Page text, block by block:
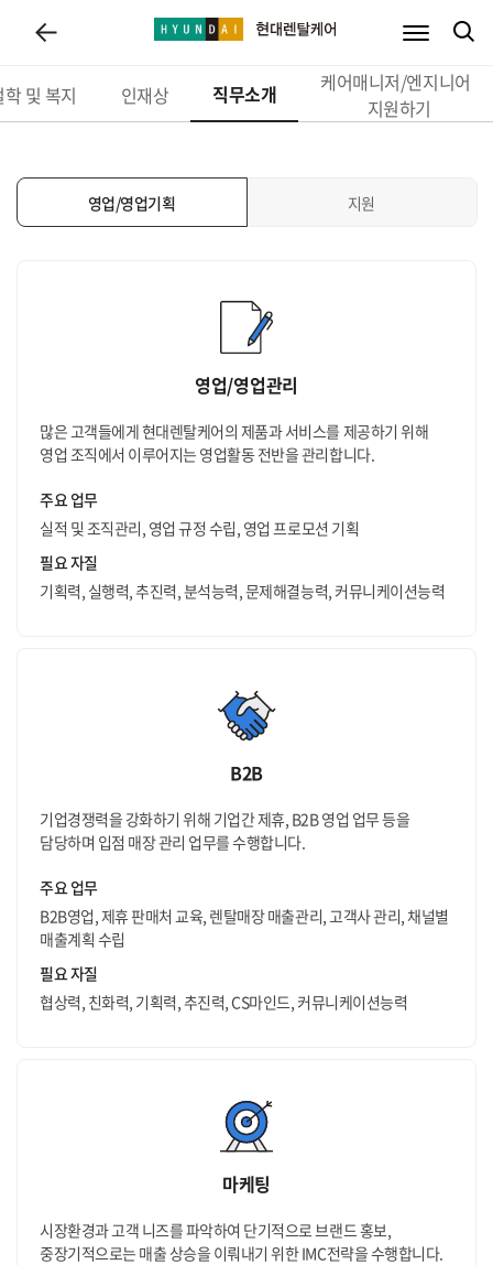
회사소개 사업소개 브랜드스토리 인재채용 파트너십
및 복지 인재상 직무소개
케어매니저/엔지니어
지원하기
영업/영업기획 지원
영업/영업관리
많은 고객들에게 현대렌탈케어의 제품과 서비스를 제공하기 위해
영업 조직에서 이루어지는 영업활동 전반을 관리합니다.
주요 업무
실적 및 조직관리, 영업 규정 수립, 영업 프로모션 기획
필요 자질
기획력, 실행력, 추진력, 분석능력, 문제해결능력, 커뮤니케이션능력
B2B
기업경쟁력을 강화하기 위해 기업간 제휴, B2B 영업 업무 등을
담당하며 입점 매장 관리 업무를 수행합니다.
주요 업무
B2B영업, 제휴 판매처 교육, 렌탈매장 매출관리, 고객사 관리, 채널별
매출계획 수립
필요 자질
협상력, 친화력, 기획력, 추진력, CS마인드, 커뮤니케이션능력
마케팅
시장환경과 고객 니즈를 파악하여 단기적으로 브랜드 홍보,
중장기적으로는 매출 상승을 이뤄내기 위한 IMC전략을 수행합니다.